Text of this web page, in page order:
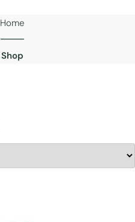
Home
───
Shop